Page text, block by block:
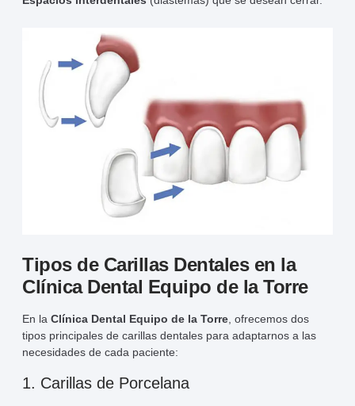
Tipos de Carillas Dentales en la
Clínica Dental Equipo de la Torre
En la Clínica Dental Equipo de la Torre , ofrecemos dos
tipos principales de carillas dentales para adaptarnos a las
necesidades de cada paciente:
1. Carillas de Porcelana